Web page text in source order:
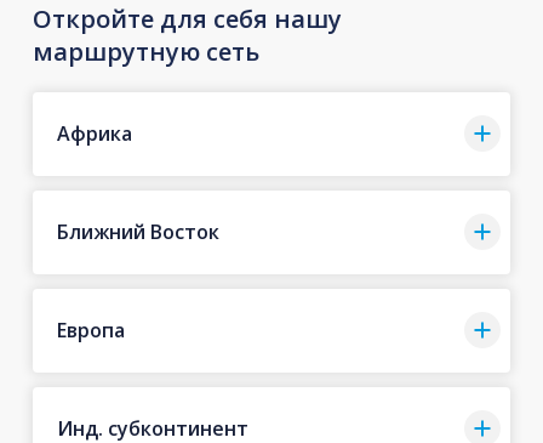
Откройте для себя нашу
маршрутную сеть
Африка
Ближний Восток
Европа
Инд. субконтинент